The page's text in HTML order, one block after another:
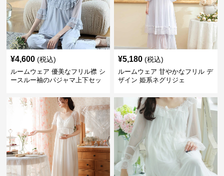
¥4,600 (税込)
ルームウェア 優美なフリル襟 シ
ースルー袖のパジャマ上下セッ
¥5,180 (税込)
ルームウェア 甘やかなフリル デ
ザイン 姫系ネグリジェ